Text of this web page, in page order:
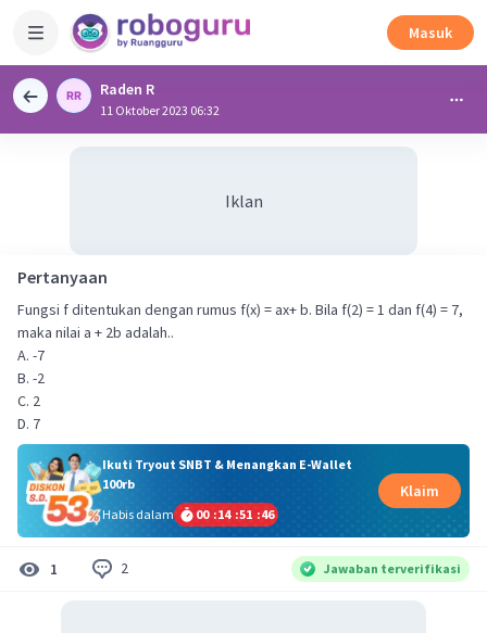
Masuk
Raden R
11 Oktober 2023 06:32
Iklan
Pertanyaan
Fungsi f ditentukan dengan rumus f(x) = ax+ b. Bila f(2) = 1 dan f(4) = 7,
maka nilai a + 2b adalah..
A. -7
B. -2
C. 2
D. 7
Ikuti Tryout SNBT & Menangkan E-Wallet
100rb
Habis dalam
00 :14 :51 :46
Klaim
1 2 Jawaban terverifikasi